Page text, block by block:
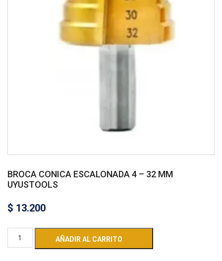
BROCA CONICA ESCALONADA 4 – 32 MM
UYUSTOOLS
$ 13.200
AÑADIR AL CARRITO